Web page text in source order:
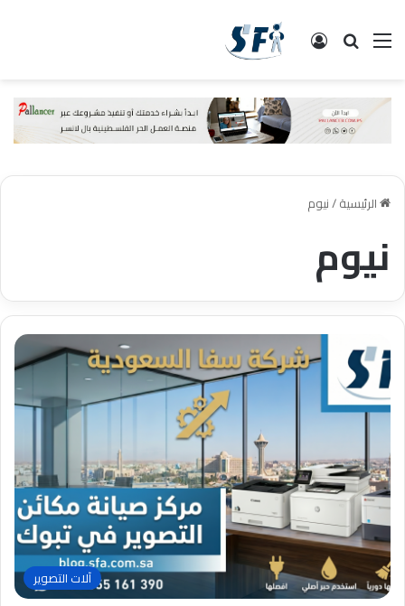
القائمة البحث تسجيل الدخول
الرئيسية/نيوم
نيوم
آلات التصوير